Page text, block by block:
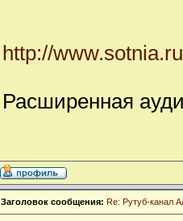
http://
Расширенная
Заголовок сообщения: Re: Рутуб-канал